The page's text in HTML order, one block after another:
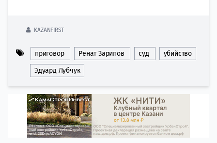
KAZANFIRST
приговор Ренат Зарипов суд убийство
Эдуард Лубчук